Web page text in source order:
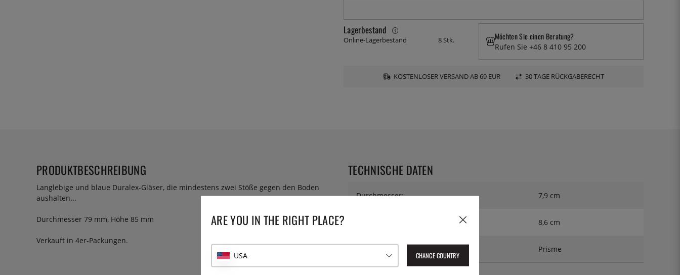
Lagerbestand
Online-Lagerbestand 8 Stk. Möchten Sie einen Beratung?
Rufen Sie +46 8 410 95 200
KOSTENLOSER VERSAND AB 69 EUR 30 TAGE RÜCKGABERECHT
PRODUKTBESCHREIBUNG
Langlebige und blaue Duralex-Gläser, die mindestens zwei Stöße gegen den Boden
aushalten...
Durchmesser 79 mm, Höhe 85 mm
Verkauft in 4er-Packungen.
TECHNISCHE DATEN
Durchmesser: 7,9 cm
8,6 cm
Prisme
ARE YOU IN THE RIGHT PLACE?
USA CHANGE COUNTRY